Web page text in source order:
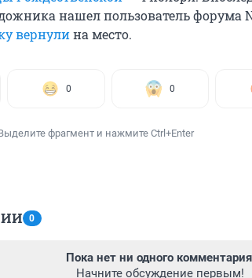
нашел пользователь форума
вернулина место.
0 0
фрагмент и нажмите Ctrl+Enter
0
Пока нет ни одного
Начните обсуждение первым!